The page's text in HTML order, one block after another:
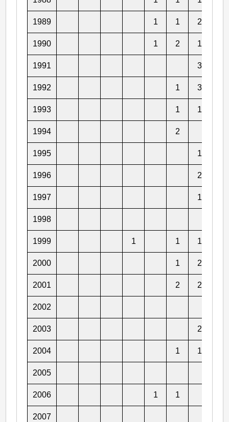
1989 1 1 2
1990 1 2 1
1991 3
1992 1 3
1993 1 1
1994 2
1995 1
1996 2
1997 1
1998
1999 1 1 1
2000 1 2
2001 2 2
2002
2003 2
2004 1 1
2005
2006 1 1
2007